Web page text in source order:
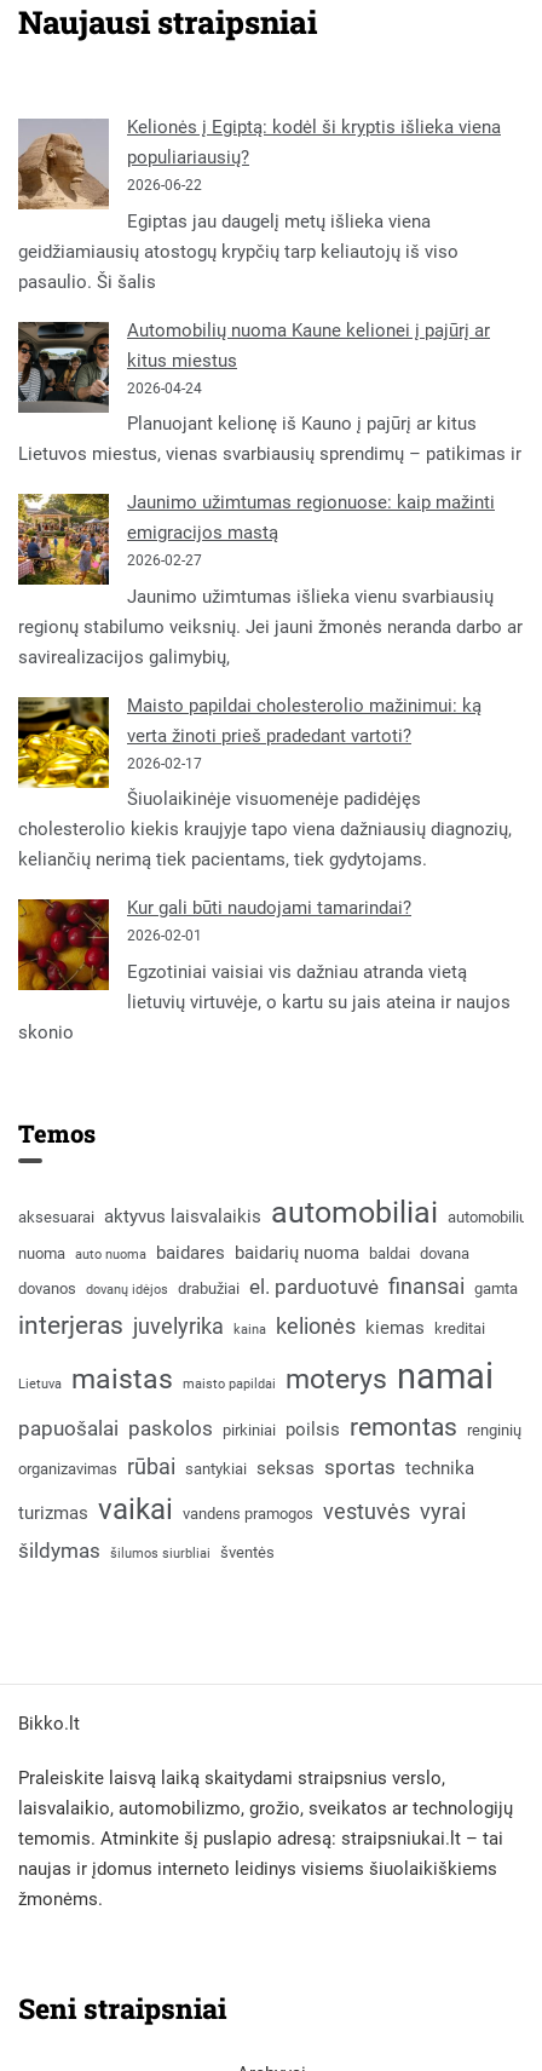
Naujausi straipsniai
Kelionės į Egiptą: kodėl ši kryptis išlieka viena
populiariausių?
2026-06-22
Egiptas jau daugelį metų išlieka viena
geidžiamiausių atostogų krypčių tarp keliautojų iš viso
pasaulio. Ši šalis
Automobilių nuoma Kaune kelionei į pajūrį ar
kitus miestus
2026-04-24
Planuojant kelionę iš Kauno į pajūrį ar kitus
Lietuvos miestus, vienas svarbiausių sprendimų – patikimas ir
Jaunimo užimtumas regionuose: kaip mažinti
emigracijos mastą
2026-02-27
Jaunimo užimtumas išlieka vienu svarbiausių
regionų stabilumo veiksnių. Jei jauni žmonės neranda darbo ar
savirealizacijos galimybių,
Maisto papildai cholesterolio mažinimui: ką
verta žinoti prieš pradedant vartoti?
2026-02-17
Šiuolaikinėje visuomenėje padidėjęs
cholesterolio kiekis kraujyje tapo viena dažniausių diagnozių,
keliančių nerimą tiek pacientams, tiek gydytojams.
Kur gali būti naudojami tamarindai?
2026-02-01
Egzotiniai vaisiai vis dažniau atranda vietą
lietuvių virtuvėje, o kartu su jais ateina ir naujos
skonio
Temos
aksesuarai aktyvus laisvalaikis automobiliai automobilių
nuoma
auto nuoma baidares baidarių nuoma baldai dovana
dovanos
dovanų idėjos drabužiai el. parduotuvė finansai gamta
interjeras juvelyrika kaina kelionės kiemas kreditai
Lietuva maistas maisto papildai moterys namai
papuošalai paskolos pirkiniai poilsis remontas renginių
organizavimas rūbai santykiai seksas sportas technika
turizmas vaikai vandens pramogos vestuvės vyrai
šildymas šilumos siurbliai šventės
Bikko.lt
Praleiskite laisvą laiką skaitydami straipsnius verslo,
laisvalaikio, automobilizmo, grožio, sveikatos ar technologijų
temomis. Atminkite šį puslapio adresą: straipsniukai.lt – tai
naujas ir įdomus interneto leidinys visiems šiuolaikiškiems
žmonėms.
Seni straipsniai